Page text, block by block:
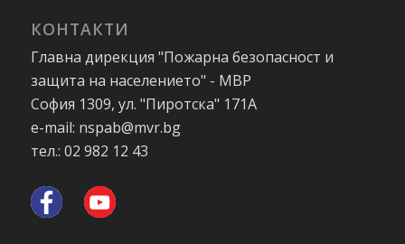
КОНТАКТИ
Главна дирекция "Пожарна безопасност и
защита на населението" - МВР
София 1309, ул. "Пиротска" 171А
e-mail: nspab@mvr.bg
тел.: 02 982 12 43